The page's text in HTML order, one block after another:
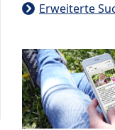
Erweiterte